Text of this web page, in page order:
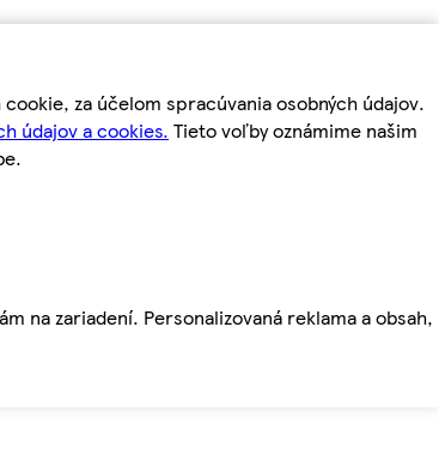
za účelom spracúvania osobných údajov.
údajov a cookies. Tieto voľby oznámime našim
na zariadení. Personalizovaná reklama a obsah,